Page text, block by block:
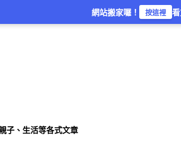
子、生活等各式文章
網站搬家囉！ 按這裡